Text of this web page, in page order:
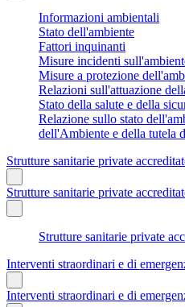
Informazioni ambientali
Stato dell'ambiente
Fattori inquinanti
Misure incidenti
Misure a protezione
Relazioni sull'attuazione
Stato della salute e della
Relazione sullo stato
dell'Ambiente e della tutela
Strutture sanitarie private
Strutture sanitarie private
Strutture sanitarie private
Interventi straordinari e di
Interventi straordinari e di